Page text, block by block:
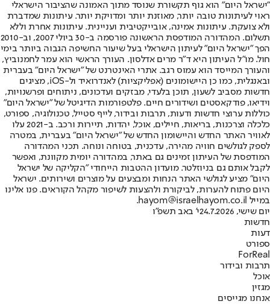
"ישראל היום" הוא גוף תקשורת שנוסד מתוך האמונה שהציבור הישראלי
ראוי לעיתונות טובה יותר, מאוזנת יותר ומדויקת יותר. עיתונות שמדברת
ולא צועקת. עיתונות אמינה, אובייקטיבית ועניינית. עיתונות אחרת וללא
תשלום. המהדורה המודפסת הראשונה פורסמה ב-30 ביולי 2007, וב-2010
הפך "ישראל היום" לעיתון הישראלי בעל שיעור החשיפה הגבוה ביותר בימי
חול. מו"ל העיתון היא ד"ר מרים אדלסון. העורך הראשי הוא עמר לחמנוביץ,
והעורך המייסד הוא עמוס רגב. אתרי האינטרנט של "ישראל היום" בעברית
ובאנגלית, כמו כן היישומונים (אפליקציות) לאנדרואיד ול-iOS, מציגים
חדשות מסביב לשעון, תוכן בלעדי, מבזקים ועדכונים, ניתוחים ופרשנויות,
וידיאו, פודקאסטים ושידורים חיים. פלטפורמות הדיגיטל של "ישראל היום"
כוללות ערוצי חדשות ודעות, תרבות ובידור, לייף סטייל, טכנולוגיה, ספורט,
כלכלה וצרכנות, בריאות, חיילים, אוכל, יהדות, תיירות ורכב. ב-2021 עלו
לאוויר האתר החדש והיישומון החדש של "ישראל היום" בעברית, במטרה
לספק לגולשים חוויה מהירה, עדכנית, בטוחה ונוחה. תכני המהדורה
המודפסת של העיתון זמינים גם באתר, במהדורה יומית מקוונת, ואפשר
לקבל אותם גם בניוזלטר. מועדון ההטבות הייחודי "הקליקה של ישראל
היום" מציע לגולשי האתר הנחות ומבצעים על מוצרים ושירותים. ישראל
היום פתוח להערות, לביקורת ולהצעות לשיפור מקהל הקוראים. פנו אלינו
במייל hayom@israelhayom.co.il.
יום שישי, 24.7.2026
י' באב תשפ"ו
חדשות
דעות
ספורט
ForReal
תרבות ובידור
אוכל
מגזין
אנחנו מגייסים